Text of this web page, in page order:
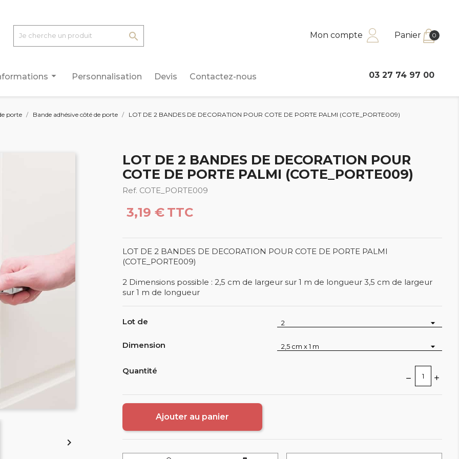
 Mon compte Panier 0
arrow_drop_down Personnalisation Devis Contactez-nous 03 27 74 97 00
porte Bande adhésive côté de porte LOT DE 2 BANDES DE DECORATION POUR COTE DE PORTE PALMI (COTE_PORTE009)

LOT DE 2 BANDES DE DECORATION POUR
COTE DE PORTE PALMI (COTE_PORTE009)
Ref. COTE_PORTE009
3,19 € TTC
LOT DE 2 BANDES DE DECORATION POUR COTE DE PORTE PALMI
(COTE_PORTE009)
2 Dimensions possible : 2,5 cm de largeur sur 1 m de longueur 3,5 cm de largeur
sur 1 m de longueur
Lot de
Dimension
Quantité
Ajouter au panier